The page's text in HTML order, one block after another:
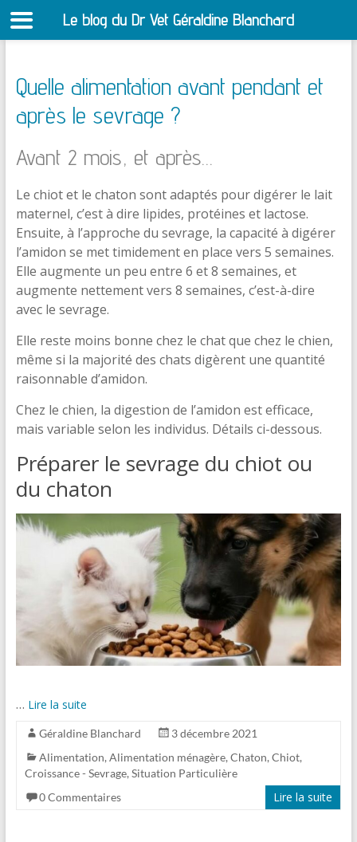
Quelle alimentation avant pendant et
après le sevrage ?
Avant 2 mois, et après…
Le chiot et le chaton sont adaptés pour digérer le lait
maternel, c’est à dire lipides, protéines et lactose.
Ensuite, à l’approche du sevrage, la capacité à digérer
l’amidon se met timidement en place vers 5 semaines.
Elle augmente un peu entre 6 et 8 semaines, et
augmente nettement vers 8 semaines, c’est-à-dire
avec le sevrage.
Elle reste moins bonne chez le chat que chez le chien,
même si la majorité des chats digèrent une quantité
raisonnable d’amidon.
Chez le chien, la digestion de l’amidon est efficace,
mais variable selon les individus. Détails ci-dessous.
Préparer le sevrage du chiot ou
du chaton
… Lire la suite
Géraldine Blanchard
3 décembre 2021
Alimentation, Alimentation ménagère, Chaton, Chiot,
Croissance - Sevrage, Situation Particulière
0 Commentaires
Lire la suite
Le blog du Dr Vet Géraldine Blanchard